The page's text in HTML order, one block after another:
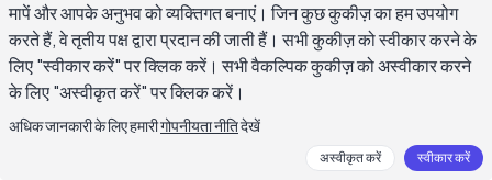
क्षमा पत्र जेनरेटर क्या है और यह कैसे काम करता है?
एक क्षमा पत्र जेनरेटर एक एआई लेखन उपकरण है जो जो हुआ उसके एक
संक्षिप्त विवरण को एक पूर्ण, संरचित क्षमा पत्र में बदल देता है। आप आमतौर पर
प्रदान करते हैं कि पत्र किसके लिए है, क्या गलत हुआ, इसने दूसरे व्यक्ति को
मापें और आपके अनुभव को व्यक्तिगत बनाएं। जिन कुछ कुकीज़ का हम उपयोग
करते हैं, वे तृतीय पक्ष द्वारा प्रदान की जाती हैं। सभी कुकीज़ को स्वीकार करने के
लिए "स्वीकार करें" पर क्लिक करें। सभी वैकल्पिक कुकीज़ को अस्वीकार करने
के लिए "अस्वीकृत करें" पर क्लिक करें।
अधिक जानकारी के लिए हमारीगोपनीयता नीतिदेखें
अस्वीकृत करें स्वीकार करें